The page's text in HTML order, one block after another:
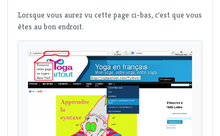
Lorsque vous aurez vu cette page ci-bas, c'est que vous
êtes au bon endroit.